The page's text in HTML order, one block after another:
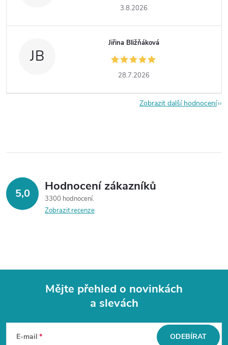
3.8.2026
JB
Jiřina Bližňáková
28.7.2026
Zobrazit další hodnocení
5,0 Hodnocení zákazníků
3300 hodnocení
Zobrazit recenze
Mějte přehled o novinkách
a slevách
E-mail ODEBÍRAT